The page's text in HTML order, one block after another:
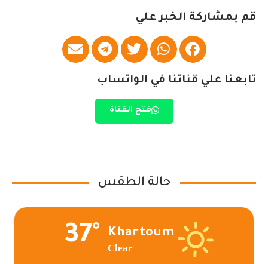
قم بمشاركة الخبر علي
تابعنا علي قناتنا في الواتساب
فتح القناة
حالة الطقس
Khartoum
Clear
37°